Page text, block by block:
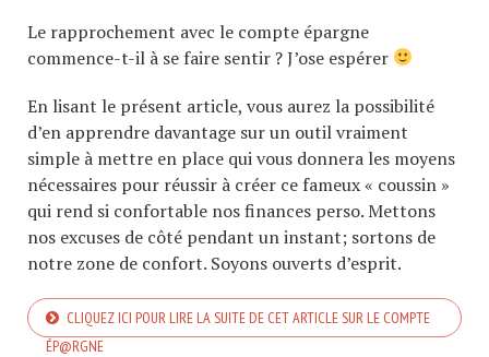
Le rapprochement avec le compte épargne
commence-t-il à se faire sentir ? J’ose espérer
En lisant le présent article, vous aurez la possibilité
d’en apprendre davantage sur un outil vraiment
simple à mettre en place qui vous donnera les moyens
nécessaires pour réussir à créer ce fameux « coussin »
qui rend si confortable nos finances perso. Mettons
nos excuses de côté pendant un instant; sortons de
notre zone de confort. Soyons ouverts d’esprit.
CLIQUEZ ICI POUR LIRE LA SUITE DE CET ARTICLE SUR LE COMPTE
ÉP@RGNE